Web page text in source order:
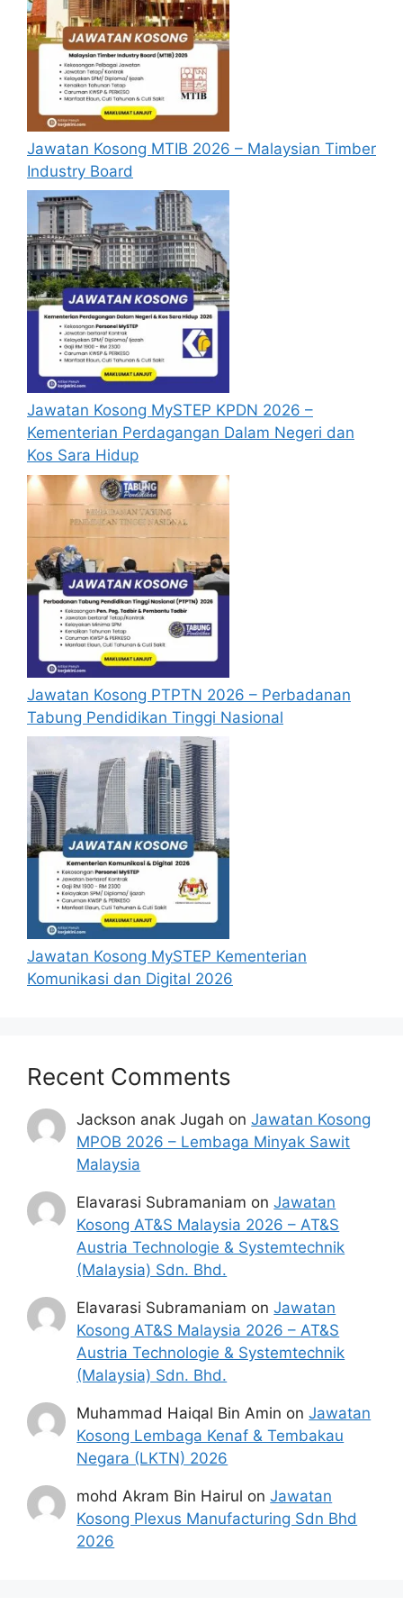
Pemohon yang telah mendaftar dan
memohon jawatan yang disenaraikan
tidak perlu lagi memohon semula
sekiranya tempoh permohonan masih
sah.
Sebelum membuat permohonan sila
pastikan andalogin/registerdan
mengisi segala maklumat yang diminta
dengan lengkap dan tepat.
Perlu diingatkan, hanya pemohon yang
layak sahaja akan dipanggil ke
temuduga. Sila lengkapkan dan
kemaskini maklumat anda yang telah
didaftarkan. Permohonan yang tidak
menerima sebarang jawapan selepas
bulandari tarikh iklan ditutup hendaklah
menganggap permohonan mereka tidak
berjaya.
Mohon Online
Jawatan Kosong MTIB 2026 – Malaysian Timber
Industry Board
Jawatan Kosong MySTEP KPDN 2026 –
Kementerian Perdagangan Dalam Negeri dan
Kos Sara Hidup
Jawatan Kosong PTPTN 2026 – Perbadanan
Tabung Pendidikan Tinggi Nasional
Jawatan Kosong MySTEP Kementerian
Komunikasi dan Digital 2026
Recent Comments
Jackson anak Jugah onJawatan Kosong
MPOB 2026 – Lembaga Minyak Sawit
Malaysia
Elavarasi Subramaniam onJawatan
Kosong AT&S Malaysia 2026 – AT&S
Austria Technologie & Systemtechnik
(Malaysia) Sdn. Bhd.
Elavarasi Subramaniam onJawatan
Kosong AT&S Malaysia 2026 – AT&S
Austria Technologie & Systemtechnik
(Malaysia) Sdn. Bhd.
Muhammad Haiqal Bin Amin onJawatan
Kosong Lembaga Kenaf & Tembakau
Negara (LKTN) 2026
mohd Akram Bin Hairul onJawatan
Kosong Plexus Manufacturing Sdn Bhd
2026